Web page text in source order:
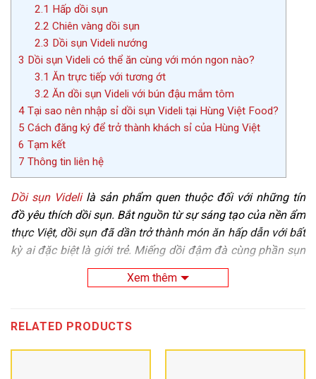
2.1 Hấp dồi sụn
2.2 Chiên vàng dồi sụn
2.3 Dồi sụn Videli nướng
3 Dồi sụn Videli có thể ăn cùng với món ngon nào?
3.1 Ăn trực tiếp với tương ớt
3.2 Ăn dồi sụn Videli với bún đậu mắm tôm
4 Tại sao nên nhập sỉ dồi sụn Videli tại Hùng Việt Food?
5 Cách đăng ký để trở thành khách sỉ của Hùng Việt
6 Tạm kết
7 Thông tin liên hệ
Dồi sụn Videlilà sản phẩm quen thuộc đối với những tín
đồ yêu thích dồi sụn. Bắt nguồn từ sự sáng tạo của nền ẩm
thực Việt, dồi sụn đã dần trở thành món ăn hấp dẫn với bất
kỳ ai đặc biệt là giới trẻ. Miếng dồi đậm đà cùng phần sụn
sần sật cực hấp dẫn. Hãy cùng chúng tôi tìm hiểu về sản
phẩm qua bài viết dưới đây nhé.
Xem thêm
RELATED PRODUCTS